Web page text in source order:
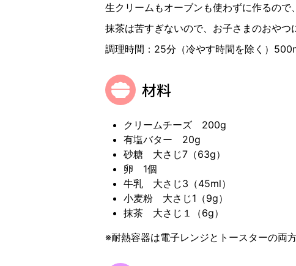
生クリームもオーブンも使わずに作るの
抹茶は苦すぎないので、お子さまのおやつ
調理時間：25分（冷やす時間を除く）
材料
クリームチーズ 200g
有塩バター 20g
砂糖 大さじ7（63g）
卵 1個
牛乳 大さじ3（45ml）
小麦粉 大さじ1（9g）
抹茶 大さじ１（6g）
※耐熱容器は電子レンジとトースターの両